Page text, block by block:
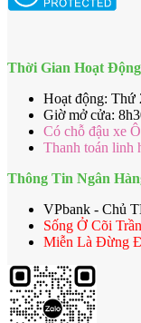
Thời Gian Hoạt Động
Hoạt động: Thứ
Giờ mở cửa:
Có chỗ đậu xe
Thanh toán linh
Thông Tin Ngân
VPbank - Chủ
Sống Ở Cõi
Miễn Là Đừng